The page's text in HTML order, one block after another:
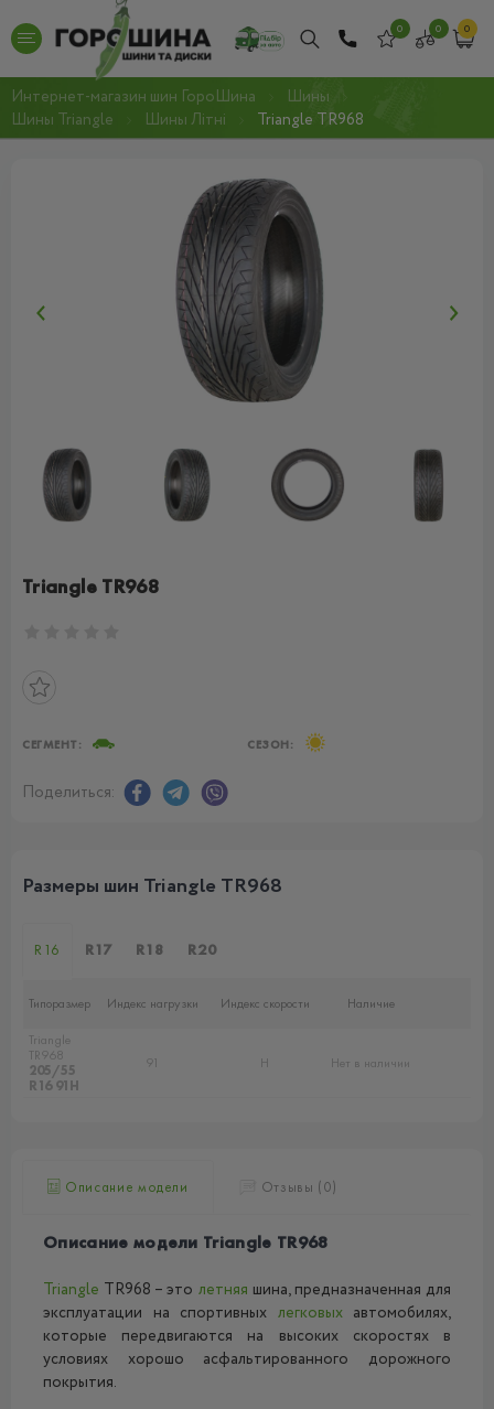
0 0 0
Интернет-магазин шин ГороШина
Шины
Шины Triangle
Шины Літні Triangle TR968
Triangle TR968
СЕГМЕНТ: СЕЗОН:
Поделиться:
Размеры шин Triangle TR968
R16 R17 R18 R20
Типоразмер Индекс нагрузки Индекс скорости Наличие
Triangle
TR968
205/55
R16 91H
91 H Нет в наличии
Описание модели Отзывы (0)
Описание модели Triangle TR968
Triangle TR968 – это летняя шина, предназначенная для
эксплуатации на спортивных легковыхавтомобилях,
которые передвигаются на высоких скоростях в
условиях хорошо асфальтированного дорожного
покрытия.